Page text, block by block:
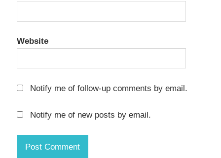
Website
Notify me of follow-up comments by email.
Notify me of new posts by email.